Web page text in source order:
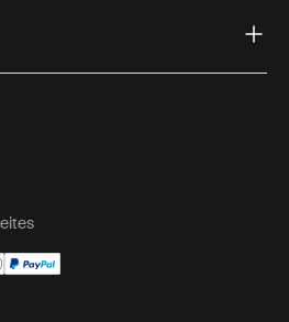
(external link)
Instagram (external link)
on Youtube (external